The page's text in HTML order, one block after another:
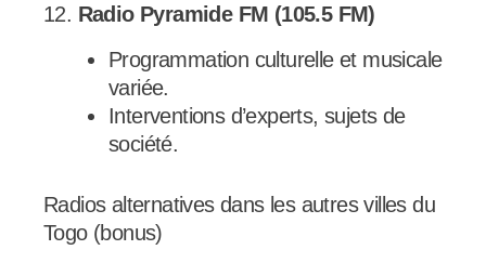
12. Radio Pyramide FM (105.5 FM)
Programmation culturelle et musicale
variée.
Interventions d’experts, sujets de
société.
Radios alternatives dans les autres villes du
Togo (bonus)